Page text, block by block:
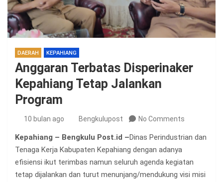
DAERAH KEPAHIANG
Anggaran Terbatas Disperinaker
Kepahiang Tetap Jalankan
Program
10 bulan ago Bengkulupost No Comments
Kepahiang – Bengkulu Post.id –Dinas Perindustrian dan
Tenaga Kerja Kabupaten Kepahiang dengan adanya
efisiensi ikut terimbas namun seluruh agenda kegiatan
tetap dijalankan dan turut menunjang/mendukung visi misi